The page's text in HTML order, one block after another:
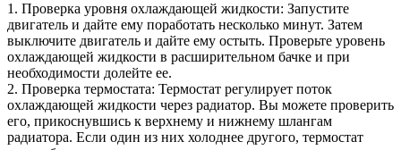
1. Проверка уровня охлаждающей жидкости: Запустите
двигатель и дайте ему поработать несколько минут. Затем
выключите двигатель и дайте ему остыть. Проверьте уровень
охлаждающей жидкости в расширительном бачке и при
необходимости долейте ее.
2. Проверка термостата: Термостат регулирует поток
охлаждающей жидкости через радиатор. Вы можете проверить
его, прикоснувшись к верхнему и нижнему шлангам
радиатора. Если один из них холоднее другого, термостат